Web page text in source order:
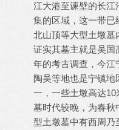
江大港至谏壁的长江
集的区域，这一带已
北山顶等大型土墩墓
证实其墓主就是吴国
年的考古调查，今江
陶吴等地也是宁镇地
一，一些土墩高达
墓时代较晚，为春秋
型土墩墓中有西周乃